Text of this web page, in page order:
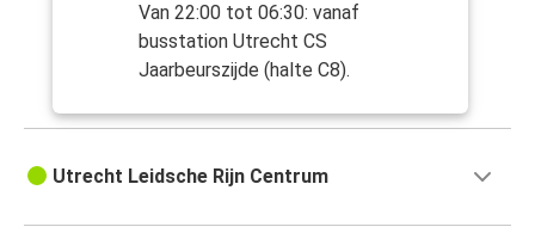
Van 22:00 tot 06:30: vanaf
busstation Utrecht CS
Jaarbeurszijde (halte C8).
Utrecht Leidsche Rijn Centrum